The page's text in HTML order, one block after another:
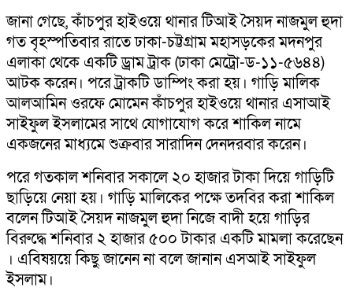
জানা গেছে, কাঁচপুর হাইওয়ে থানার টিআই সৈয়দ নাজমুল হুদা
গত বৃহস্পতিবার রাতে ঢাকা-চট্টগ্রাম মহাসড়কের মদনপুর
এলাকা থেকে একটি ড্রাম ট্রাক (ঢাকা মেট্রো-ড-১১-৫৬৪৪)
আটক করেন। পরে ট্রাকটি ডাম্পিং করা হয়। গাড়ি মালিক
আলআমিন ওরফে মোমেন কাঁচপুর হাইওয়ে থানার এসাআই
সাইফুল ইসলামের সাথে যোগাযোগ করে শাকিল নামে
একজনের মাধ্যমে শুক্রবার সারাদিন দেনদরবার করেন।
পরে গতকাল শনিবার সকালে ২০ হাজার টাকা দিয়ে গাড়িটি
ছাড়িয়ে নেয়া হয়। গাড়ি মালিকের পক্ষে তদবির করা শাকিল
বলেন টিআই সৈয়দ নাজমুল হুদা নিজে বাদী হয়ে গাড়ির
বিরুদ্ধে শনিবার ২ হাজার ৫০০ টাকার একটি মামলা করেছেন
। এবিষয়য়ে কিছু জানেন না বলে জানান এসআই সাইফুল
ইসলাম।